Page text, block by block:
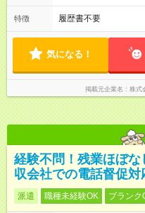
特徴 履歴書不要
気になる！
掲載元企業名 株式
経験不問！残業ほぼ
収会社での電話督促対
派遣 職種未経験OK ブランク